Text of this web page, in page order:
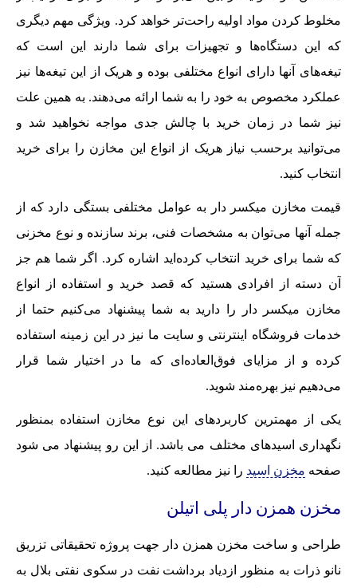
مخلوط کردن مواد اولیه راحت‌تر خواهد کرد. ویژگی مهم دیگری
که این دستگاه‌ها و تجهیزات برای شما دارند این است که
تیغه‌های آنها دارای انواع مختلفی بوده و هریک از این تیغه‌ها نیز
عملکرد مخصوص به خود را به شما ارائه می‌دهند. به همین علت
نیز شما در زمان خرید با چالش جدی مواجه نخواهید شد و
می‌توانید برحسب نیاز هریک از انواع این مخازن را برای خرید
انتخاب کنید.
قیمت مخازن میکسر دار به عوامل مختلفی بستگی دارد که از
جمله آنها می‌توان به مشخصات فنی، برند سازنده و نوع مخزنی
که شما برای خرید انتخاب کرده‌اید اشاره کرد. اگر شما هم جز
آن دسته از افرادی هستید که قصد خرید و استفاده از انواع
مخازن میکسر دار را دارید به شما پیشنهاد می‌کنیم حتما از
خدمات فروشگاه اینترنتی و سایت ما نیز در این زمینه استفاده
کرده و از مزایای فوق‌العاده‌ای که ما در اختیار شما قرار
می‌دهیم نیز بهره‌مند شوید.
یکی از مهمترین کاربردهای این نوع مخازن استفاده بمنظور
نگهداری اسیدهای مختلف می باشد. از این رو پیشنهاد می شود
صفحه مخزن اسید را نیز مطالعه کنید.
مخزن همزن دار پلی اتیلن
طراحی و ساخت مخزن همزن دار جهت پروژه تحقیقاتی تزریق
نانو ذرات به منظور ازدیاد برداشت نفت در سکوی نفتی بلال به